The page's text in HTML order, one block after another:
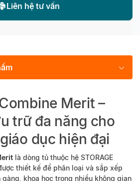
Liên hệ tư vấn
Merit –
trữ đa năng cho
dục hiện đại
là dòng tủ thuộc hệ STORAGE
thiết kế để phân loại và sắp xếp
khoa học trong nhiều không gian